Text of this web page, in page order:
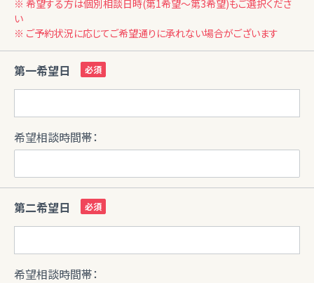
※ 希望する方は個別相談日時(第1希望〜第3希望)もご選択くださ
い
※ ご予約状況に応じてご希望通りに承れない場合がございます
第一希望日
希望相談時間帯：
第二希望日
希望相談時間帯：